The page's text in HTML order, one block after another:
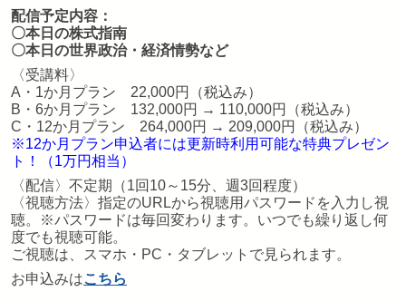
配信予定内容：
〇本日の株式指南
〇本日の世界政治・経済情勢など
〈受講料〉
A・1か月プラン 22,000円（税込み）
B・6か月プラン 132,000円 → 110,000円（税込み）
C・12か月プラン 264,000円 → 209,000円（税込み）
※12か月プラン申込者には更新時利用可能な特典プレゼン
ト！（1万円相当）
〈配信〉不定期（1回10～15分、週3回程度）
〈視聴方法〉指定のURLから視聴用パスワードを入力し視
聴。※パスワードは毎回変わります。いつでも繰り返し何
度でも視聴可能。
ご視聴は、スマホ・PC・タブレットで見られます。
お申込みはこちら